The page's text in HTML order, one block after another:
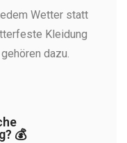
Wetter statt
Kleidung
dazu.
💰